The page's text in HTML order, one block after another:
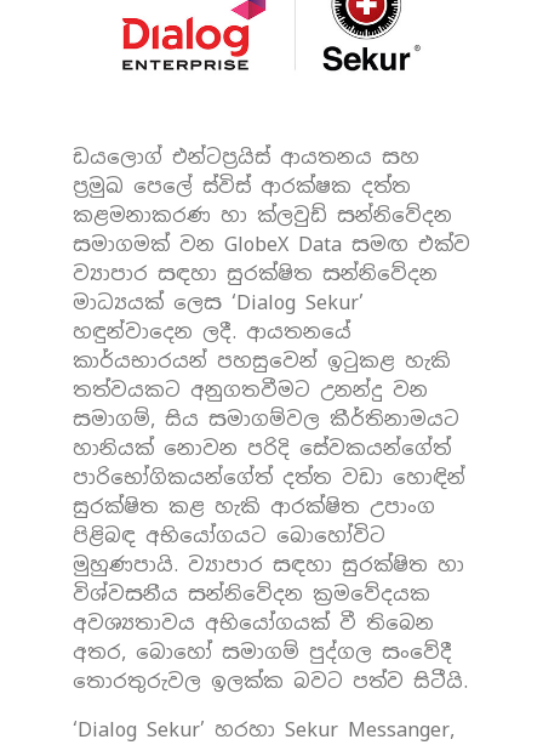
ඩයලොග් එන්ටප්‍රයිස් ආයතනය සහ
ප්‍රමුඛ පෙලේ ස්විස් ආරක්ෂක දත්ත
කළමනාකරණ හා ක්ලවුඩ් සන්නිවේදන
සමාගමක් වන GlobeX Data සමඟ එක්ව
ව්‍යාපාර සඳහා සුරක්ෂිත සන්නිවේදන
මාධ්‍යයක් ලෙස ‘Dialog Sekur’
හඳුන්වාදෙන ලදී. ආයතනයේ
කාර්යභාරයන් පහසුවෙන් ඉටුකළ හැකි
තත්වයකට අනුගතවීමට උනන්දු වන
සමාගම්, සිය සමාගම්වල කීර්තිනාමයට
හානියක් නොවන පරිදි සේවකයන්ගේත්
පාරිභෝගිකයන්ගේත් දත්ත වඩා හොඳින්
සුරක්ෂිත කළ හැකි ආරක්ෂිත උපාංග
පිළිබඳ අභියෝගයට බොහෝවිට
මුහුණපායි. ව්‍යාපාර සඳහා සුරක්ෂිත හා
විශ්වසනීය සන්නිවේදන ක්‍රමවේදයක
අවශ්‍යතාවය අභියෝගයක් වී තිබෙන
අතර, බොහෝ සමාගම් පුද්ගල සංවේදී
තොරතුරුවල ඉලක්ක බවට පත්ව සිටීයි.
‘Dialog Sekur’ හරහා Sekur Messanger,